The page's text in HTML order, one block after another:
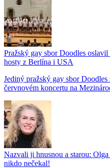
Pražský gay sbor Doodles
hosty z Berlína i USA
Jediný pražský gay sbor
červnovém koncertu na
Nazvali ji hnusnou a starou:
nikdo nečekal!